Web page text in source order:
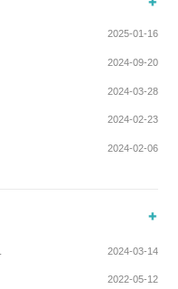
2025-01-16
2024-09-20
2024-03-28
2024-02-23
2024-02-06
2024-03-14
2022-05-12